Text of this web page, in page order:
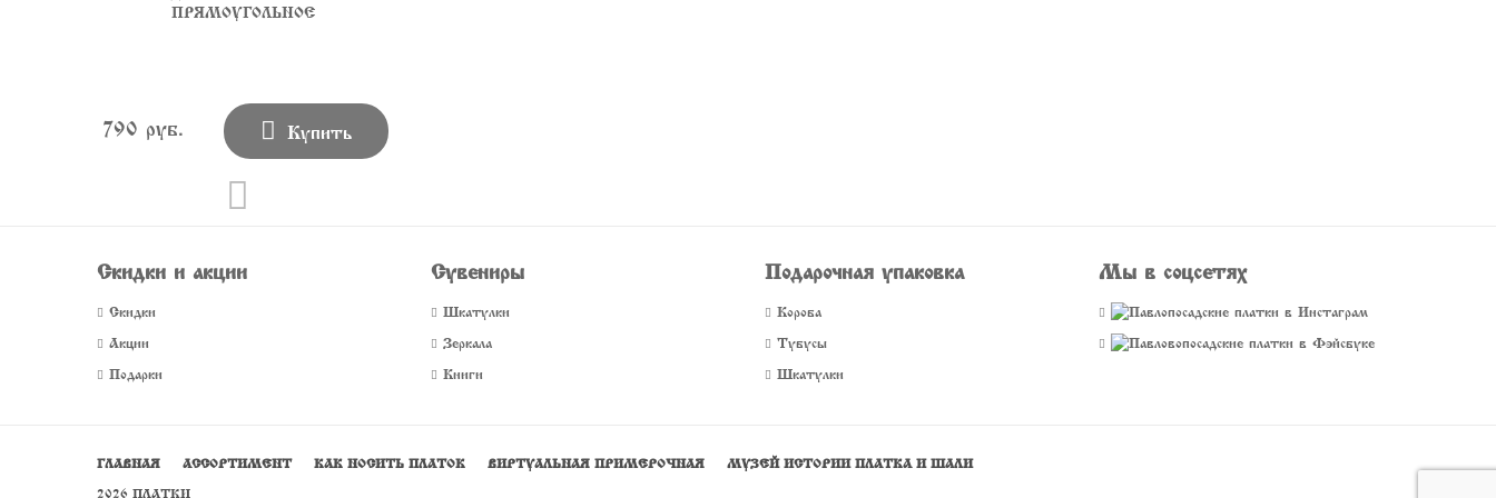
ПРЯМОУГОЛЬНОЕ
790 руб.  Купить
Скидки и акции
Скидки
Акции
Подарки
Сувениры
Шкатулки
Зеркала
Книги
Подарочная упаковка
Короба
Тубусы
Шкатулки
Мы в соцсетях
ГЛАВНАЯ АССОРТИМЕНТ КАК НОСИТЬ ПЛАТОК ВИРТУАЛЬНАЯ ПРИМЕРОЧНАЯ МУЗЕЙ ИСТОРИИ ПЛАТКА И ШАЛИ
©2026 ПЛАТКИ